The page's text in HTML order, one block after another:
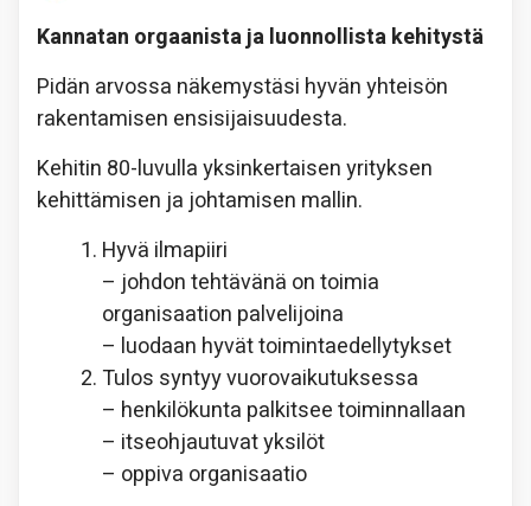
Kannatan orgaanista ja luonnollista kehitystä
Pidän arvossa näkemystäsi hyvän yhteisön
rakentamisen ensisijaisuudesta.
Kehitin 80-luvulla yksinkertaisen yrityksen
kehittämisen ja johtamisen mallin.
Hyvä ilmapiiri
– johdon tehtävänä on toimia
organisaation palvelijoina
– luodaan hyvät toimintaedellytykset
Tulos syntyy vuorovaikutuksessa
– henkilökunta palkitsee toiminnallaan
– itseohjautuvat yksilöt
– oppiva organisaatio